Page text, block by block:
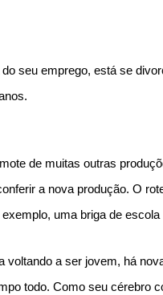
seu emprego, está se
de muitas outras
a nova produção. O
uma briga de
a ser jovem, há
todo. Como seu cérebro